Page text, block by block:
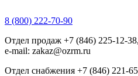
8 (800) 222-70-90
Отдел продаж +7 (846) 225-12-38,
e-mail: zakaz@ozrm.ru
Отдел снабжения +7 (846) 221-